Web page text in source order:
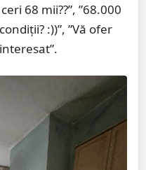
68 mii??”, ”68.000
:))”, ”Vă ofer